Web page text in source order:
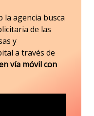
la agencia busca
de las
y
a través de
vía móvil con